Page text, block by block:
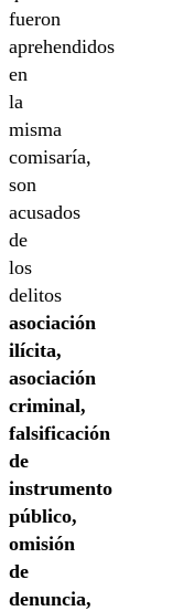
fueron
aprehendidos
en
la
misma
comisaría,
son
acusados
de
los
delitos
asociación
ilícita,
asociación
criminal,
falsificación
de
instrumento
público,
omisión
de
denuncia,